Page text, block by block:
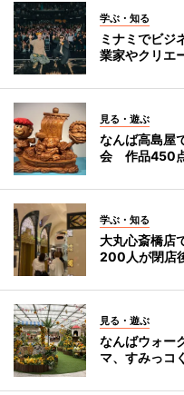
学ぶ・知る
ミナミでビジ
業家やクリエ
見る・遊ぶ
なんば高島屋
会 作品450
学ぶ・知る
大丸心斎橋店
200人が閉店
見る・遊ぶ
なんばウォー
マ、すみっコ